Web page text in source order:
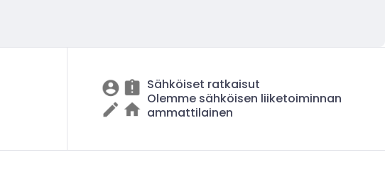
Sähköiset ratkaisut
Olemme sähköisen liiketoiminnan
ammattilainen